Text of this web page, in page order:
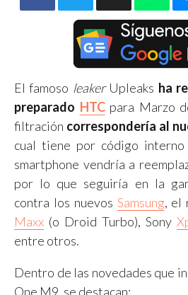
El famoso leakerUpleaks ha
preparado HTCpara Marzo
filtración correspondería al
cual tiene por código interno
smartphone vendría a
por lo que seguiría en la
contra los nuevos Samsung, el
Maxx (o Droid Turbo), Sony
entre otros.
Dentro de las novedades que
One M9, se destacan: